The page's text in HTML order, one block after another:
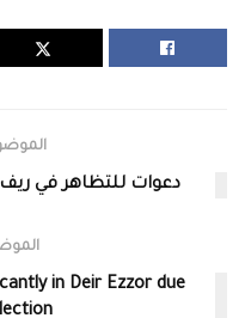
دعوات للتظاهر في ريف
in Deir Ezzor due